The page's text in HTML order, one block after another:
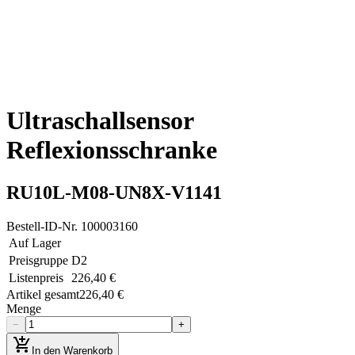
Ultraschallsensor
Reflexionsschranke
RU10L-M08-UN8X-V1141
Bestell-ID-Nr. 100003160
Auf Lager
Preisgruppe D2
Listenpreis
226,40 €
Artikel gesamt226,40 €
Menge
− +
add_shopping_cart In den Warenkorb